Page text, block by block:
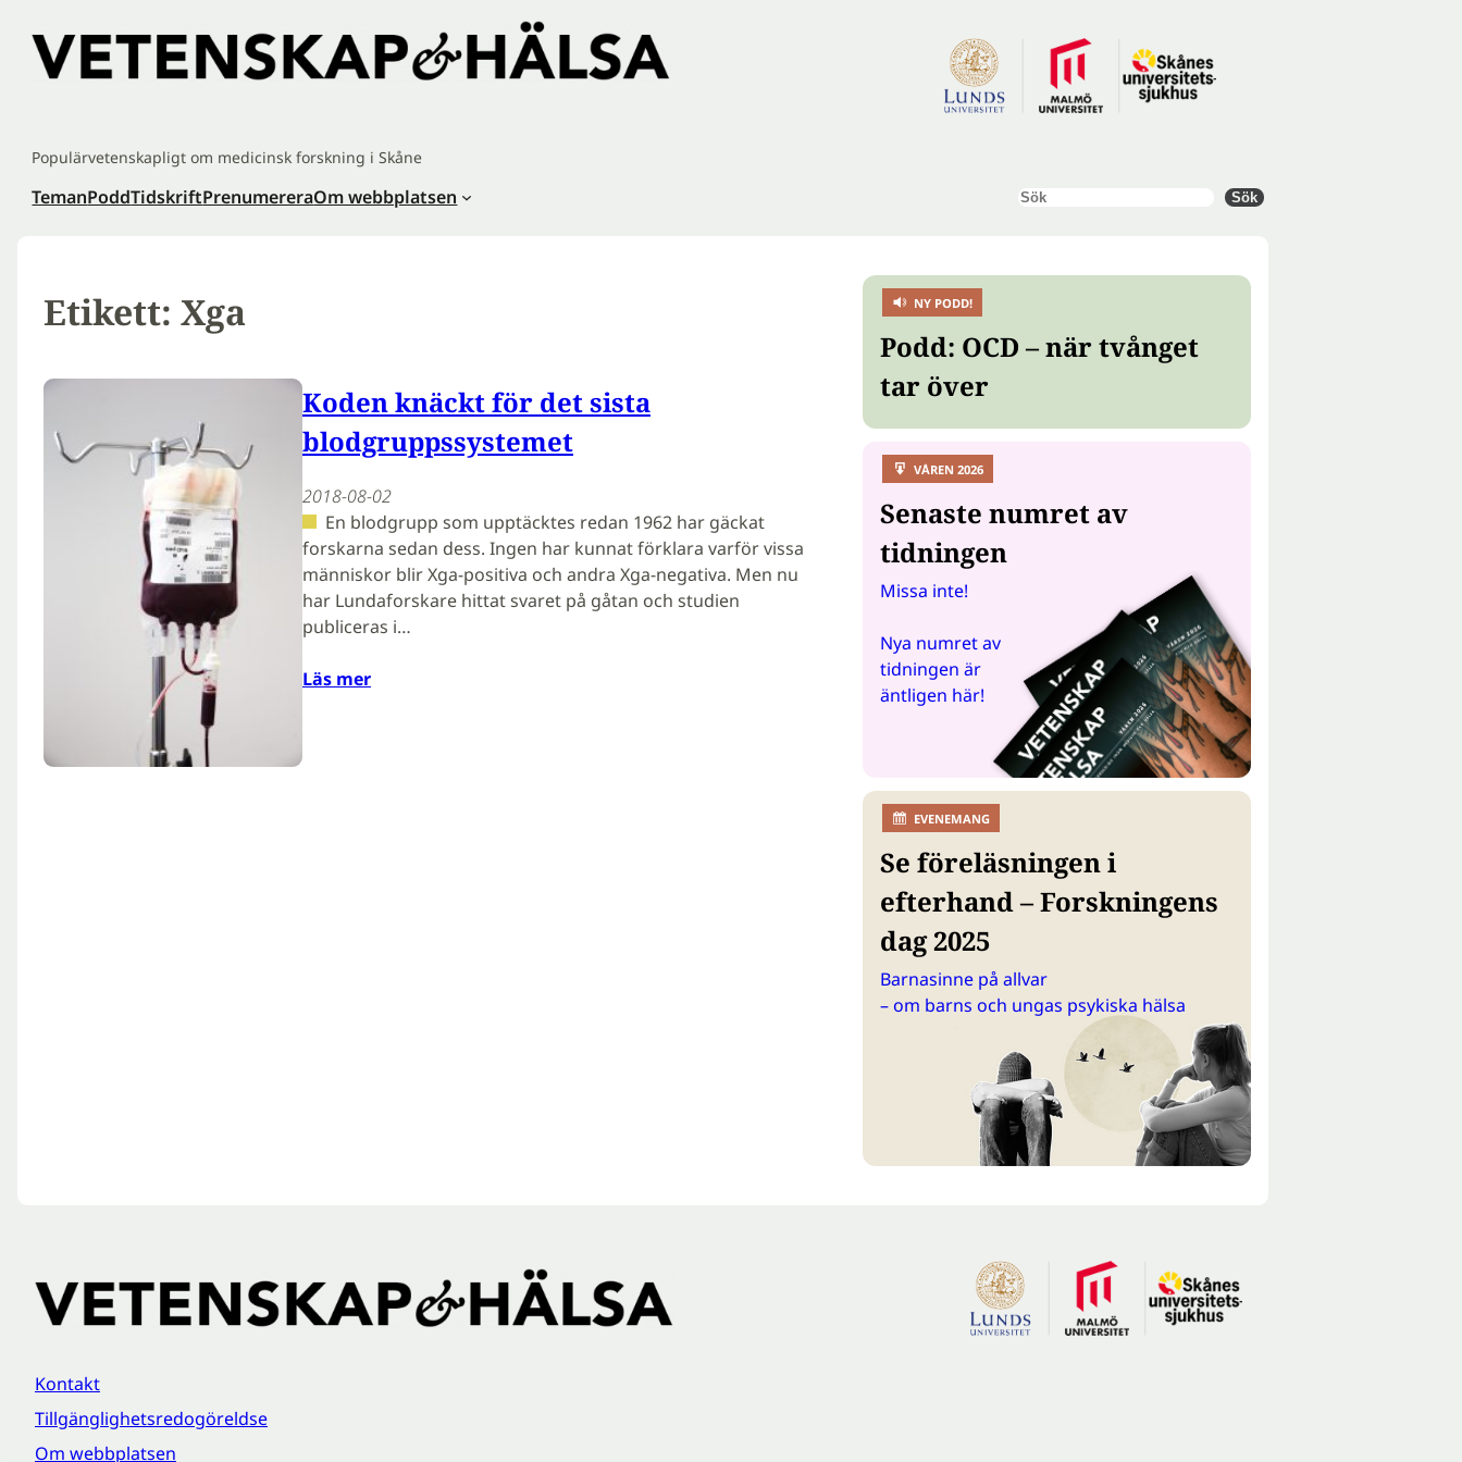
innehåll
Populärvetenskapligt om medicinsk forskning i Skåne
TemanPoddTidskriftPrenumereraOm webbplatsen Sök Sök
Etikett: Xga
Koden knäckt för det sista
blodgruppssystemet
2018-08-02
En blodgrupp som upptäcktes redan 1962 har gäckat
forskarna sedan dess. Ingen har kunnat förklara varför vissa
människor blir Xga-positiva och andra Xga-negativa. Men nu
har Lundaforskare hittat svaret på gåtan och studien
publiceras i…
Läs mer
NY PODD!
Podd: OCD – när tvånget
tar över
VÅREN 2026
Senaste numret av
tidningen
Missa inte!
Nya numret av
tidningen är
äntligen här!
EVENEMANG
Se föreläsningen i
efterhand – Forskningens
dag 2025
Barnasinne på allvar
– om barns och ungas psykiska hälsa
Kontakt
Tillgänglighetsredogöreldse
Om webbplatsen